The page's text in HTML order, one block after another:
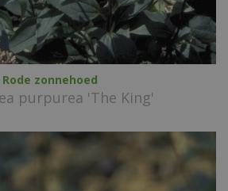
Rode zonnehoed
purpurea 'The King'